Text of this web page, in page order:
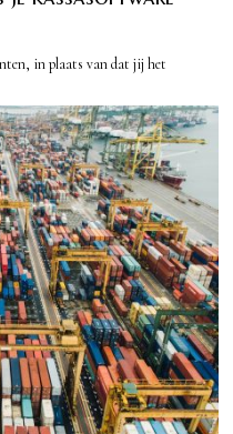
in plaats van dat jij het